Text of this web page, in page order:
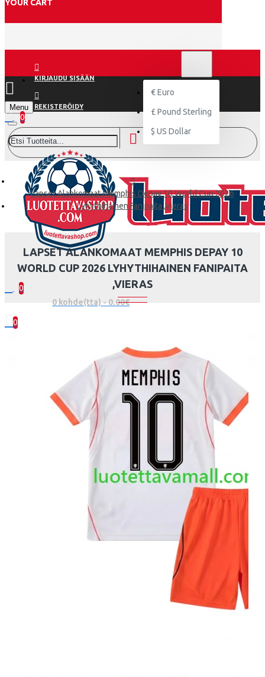
YOUR CART
KIRJAUDU SISÄÄN
REKISTERÖIDY
€ Euro
£ Pound Sterling
$ US Dollar
Menu
0
0
0 kohde(tta) - 0.00€
0
Lapset Alankomaat Memphis Depay 10 World Cup 2026
Lyhythihainen Fanipaita ,Vieras
LAPSET ALANKOMAAT MEMPHIS DEPAY 10
WORLD CUP 2026 LYHYTHIHAINEN FANIPAITA
,VIERAS